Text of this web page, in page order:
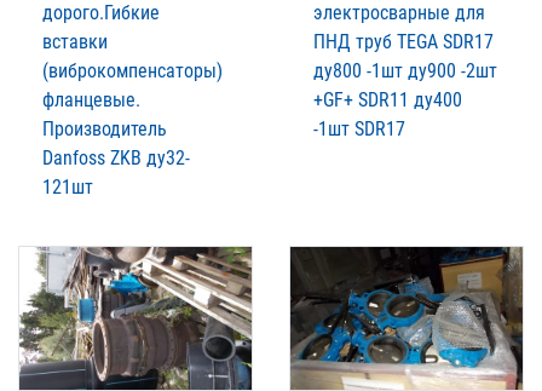
дорого.Гибкие
вставки
(виброкомпенсаторы)
фланцевые.
Производитель
Danfoss ZKB ду32-
121шт
электросварные для
ПНД труб TEGA SDR17
ду800 -1шт ду900 -2шт
+GF+ SDR11 ду400
-1шт SDR17